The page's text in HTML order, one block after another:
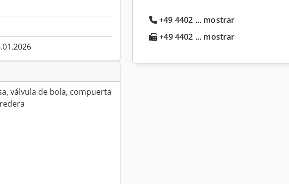
válvula de bola, compuerta
+49 4402 ... mostrar
+49 4402 ... mostrar